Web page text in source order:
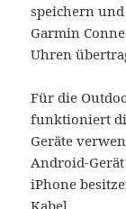
speichern
Garmin
Uhren
Für die
funktioniert
Geräte
Android-
iPhone